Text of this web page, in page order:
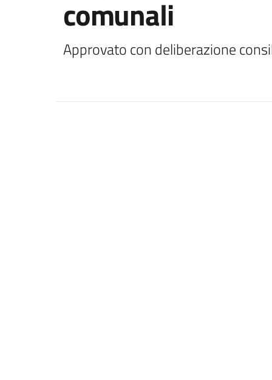
comunali
Approvato con deliberazione